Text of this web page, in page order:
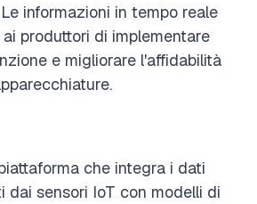
informazioni in tempo reale
produttori di implementare
e migliorare l'affidabilità
che integra i dati
dai sensori IoT con modelli di